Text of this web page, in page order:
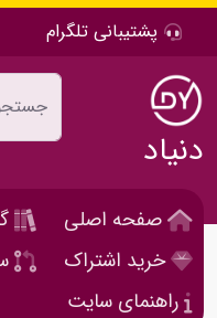
پشتیبانی تلگرام
دنیاد
صفحه اصلی
خرید اشتراک
راهنمای سایت